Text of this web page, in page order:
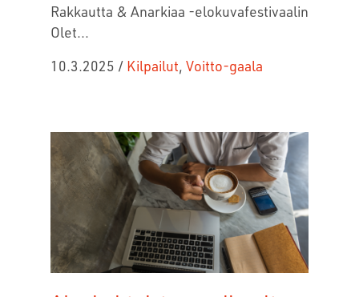
Rakkautta & Anarkiaa -elokuvafestivaalin
Olet...
10.3.2025 / Kilpailut, Voitto-gaala